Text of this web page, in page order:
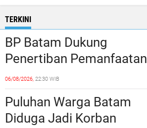
TERKINI
BP Batam Dukung
Penertiban Pemanfaatan
Ruang Laut Sesuai
Ketentuan Peraturan
Perundang-undangan
06/08/2026, 22:30 WIB
Puluhan Warga Batam
Diduga Jadi Korban